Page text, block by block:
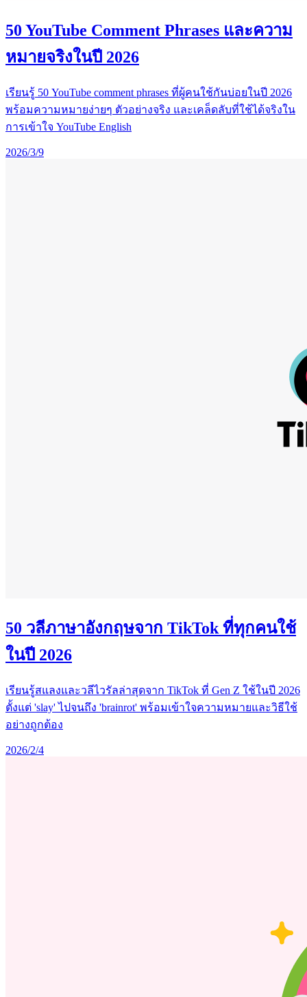
50 YouTube Comment Phrases และความ
หมายจริงในปี 2026
เรียนรู้ 50 YouTube comment phrases ที่ผู้คนใช้กันบ่อยในปี 2026
พร้อมความหมายง่ายๆ ตัวอย่างจริง และเคล็ดลับที่ใช้ได้จริงใน
การเข้าใจ YouTube English
2026/3/9
50 วลีภาษาอังกฤษจาก TikTok ที่ทุกคนใช้
ในปี 2026
เรียนรู้สแลงและวลีไวรัลล่าสุดจาก TikTok ที่ Gen Z ใช้ในปี 2026
ตั้งแต่ 'slay' ไปจนถึง 'brainrot' พร้อมเข้าใจความหมายและวิธีใช้
อย่างถูกต้อง
2026/2/4